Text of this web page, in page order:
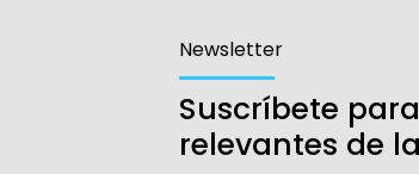
Newsletter
Suscríbete
relevantes de